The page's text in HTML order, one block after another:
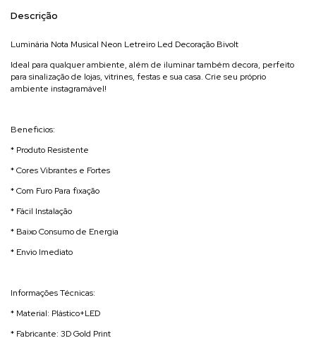
Descrição
Luminária Nota Musical Neon Letreiro Led Decoração Bivolt
Ideal para qualquer ambiente, além de iluminar também decora, perfeito
para sinalização de lojas, vitrines, festas e sua casa. Crie seu próprio
ambiente instagramável!
Beneficios:
* Produto Resistente
* Cores Vibrantes e Fortes
* Com Furo Para fixação
* Fácil Instalação
* Baixo Consumo de Energia
* Envio Imediato
Informações Técnicas:
* Material: Plástico+LED
* Fabricante: 3D Gold Print